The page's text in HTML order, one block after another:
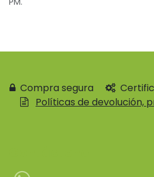
Compra segura
Políticas de devolución,